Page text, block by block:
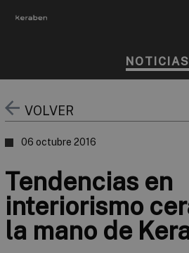
NOTICIAS
VOLVER
06 octubre 2016
Tendencias en
interiorismo
la mano de